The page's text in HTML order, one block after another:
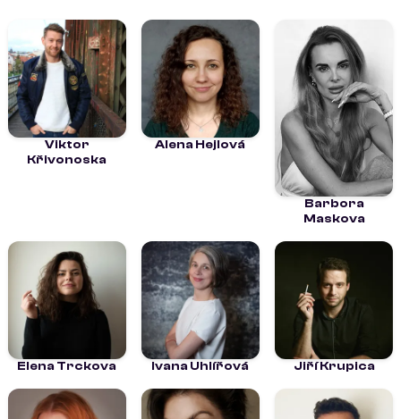
Viktor
Křivonoska
Alena Hejlová
Barbora
Maskova
Elena Trckova Ivana Uhlířová Jiří Krupica